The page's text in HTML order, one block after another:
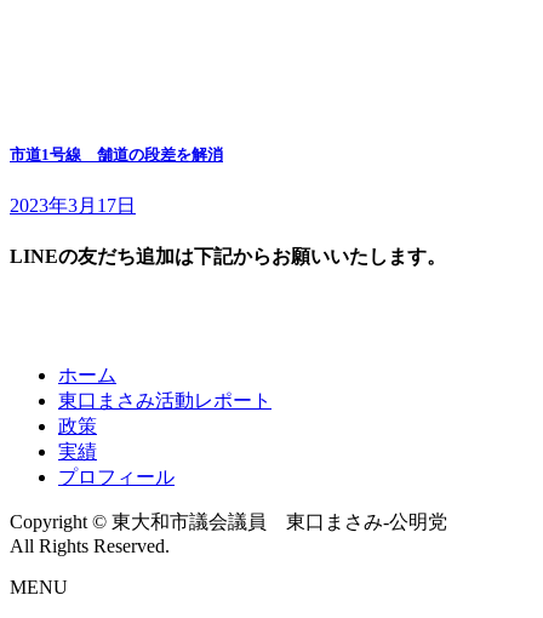
市道1号線 舗道の段差を解消
2023年3月17日
LINEの友だち追加は下記からお願いいたします。
ホーム
東口まさみ活動レポート
政策
実績
プロフィール
Copyright © 東大和市議会議員 東口まさみ-公明党
All Rights Reserved.
MENU